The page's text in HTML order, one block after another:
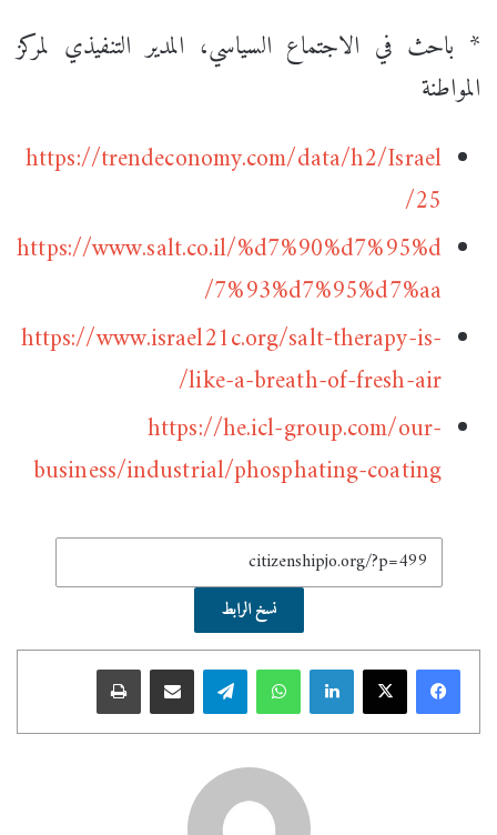
* باحث في الاجتماع السياسي، المدير التنفيذي لمركز
المواطنة
https://trendeconomy.com/data/h2/Israel
/25
https://www.salt.co.il/%d7%90%d7%95%d
7%93%d7%95%d7%aa/
https://www.israel21c.org/salt-therapy-is-
like-a-breath-of-fresh-air/
https://he.icl-group.com/our-
business/industrial/phosphating-coating
نسخ الرابط
لينكدإن واتساب تيلقرام مشاركة عبر البريد طباعة